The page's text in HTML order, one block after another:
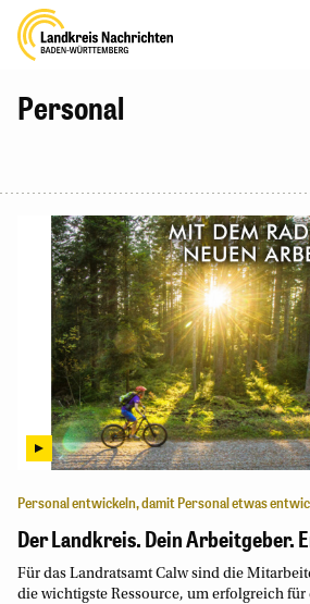
Personal
Personal entwickeln, damit Personal etwas
Der Landkreis. Dein Arbeitgeber.
Für das Landratsamt Calw sind die
die wichtigste Ressource, um erfolgreich